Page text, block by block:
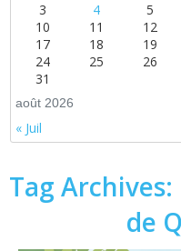
août 2026
3
4 5
10
11 12
17
18 19
24
25 26
31
« Juil
Tag Archives:
de